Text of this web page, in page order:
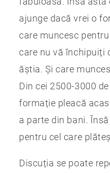
ajunge dacă vrei o
care muncesc
care nu vă închipuiți
ăștia. Și care
Din cei 2500-3000
formație pleacă
a parte din bani.
pentru cel care
Discuția se poate